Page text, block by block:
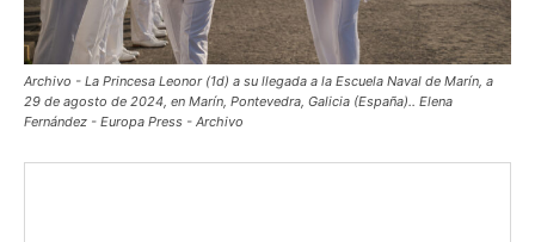
Archivo - La Princesa Leonor (1d) a su llegada a la Escuela Naval de Marín, a
29 de agosto de 2024, en Marín, Pontevedra, Galicia (España).. Elena
Fernández - Europa Press - Archivo